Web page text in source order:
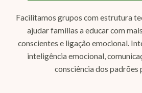
Facilitamos grupos com estrutura
ajudar famílias a educar com
conscientes e ligação emocional.
inteligência emocional,
consciência dos padrões